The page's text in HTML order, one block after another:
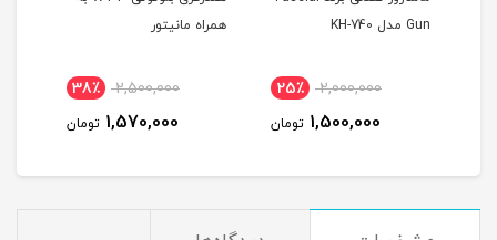
Gun مدل KH-740
2,000,000 25٪
1,500,000 تومان
همراه مانیتور
2,500,000 38٪
1,570,000 تومان